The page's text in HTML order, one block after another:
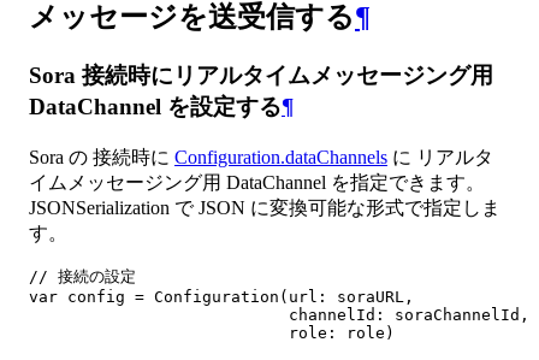
メッセージを送受信する¶
Sora 接続時にリアルタイムメッセージング用
DataChannel を設定する¶
Sora の 接続時に Configuration.dataChannels に リアルタ
イムメッセージング用 DataChannel を指定できます。
JSONSerialization で JSON に変換可能な形式で指定しま
す。
// 接続の設定
var config = Configuration(url: soraURL,
                           channelId: soraChannelId,
                           role: role)